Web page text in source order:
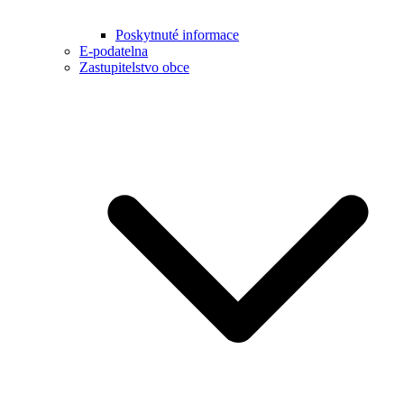
Poskytnuté informace
E-podatelna
Zastupitelstvo obce